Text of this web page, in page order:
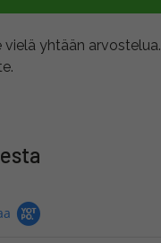
yhtään arvostelua.